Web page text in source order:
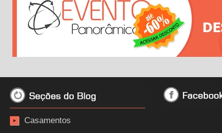
Casamentos